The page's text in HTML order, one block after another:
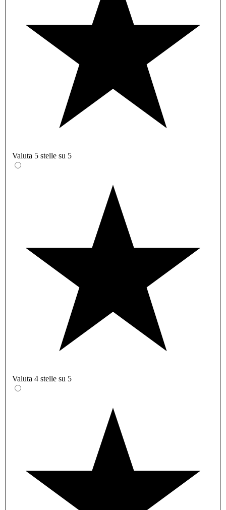
Valuta 5 stelle su 5
Valuta 4 stelle su 5